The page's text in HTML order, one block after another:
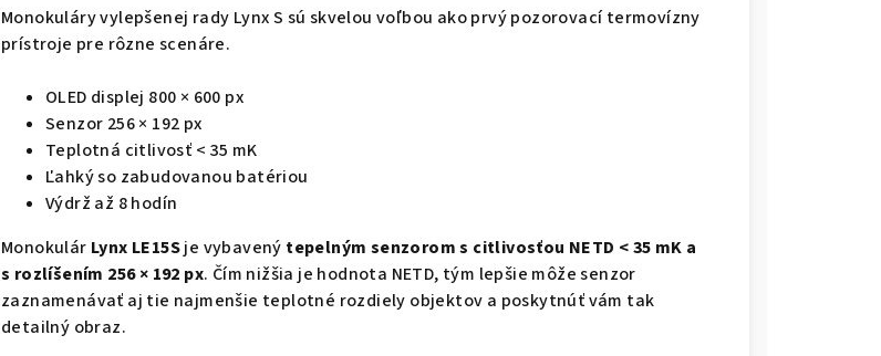
Monokuláry vylepšenej rady Lynx S sú skvelou voľbou ako prvý pozorovací termovízny
prístroje pre rôzne scenáre.
OLED displej 800 × 600 px
Senzor 256 × 192 px
Teplotná citlivosť < 35 mK
Ľahký so zabudovanou batériou
Výdrž až 8 hodín
Monokulár Lynx LE15Sje vybavený tepelným senzorom s citlivosťou NETD < 35 mK a
s rozlíšením 256 × 192 px. Čím nižšia je hodnota NETD, tým lepšie môže senzor
zaznamenávať aj tie najmenšie teplotné rozdiely objektov a poskytnúť vám tak
detailný obraz.